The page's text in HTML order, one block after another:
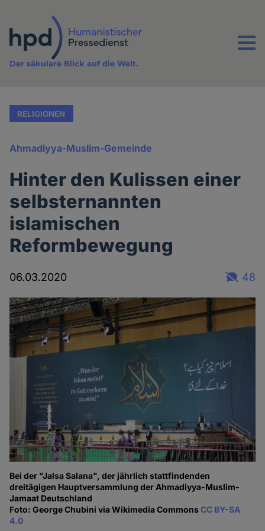
Inhalt
Menu
Der säkulare Blick auf die Welt.
RELIGIONEN
Ahmadiyya-Muslim-Gemeinde
Hinter den Kulissen einer
selbsternannten
islamischen
Reformbewegung
06.03.2020 48
Bei der "Jalsa Salana", der jährlich stattfindenden
dreitägigen Hauptversammlung der Ahmadiyya-Muslim-
Jamaat Deutschland
Foto: George Chubini via Wikimedia CommonsCC BY-SA
4.0